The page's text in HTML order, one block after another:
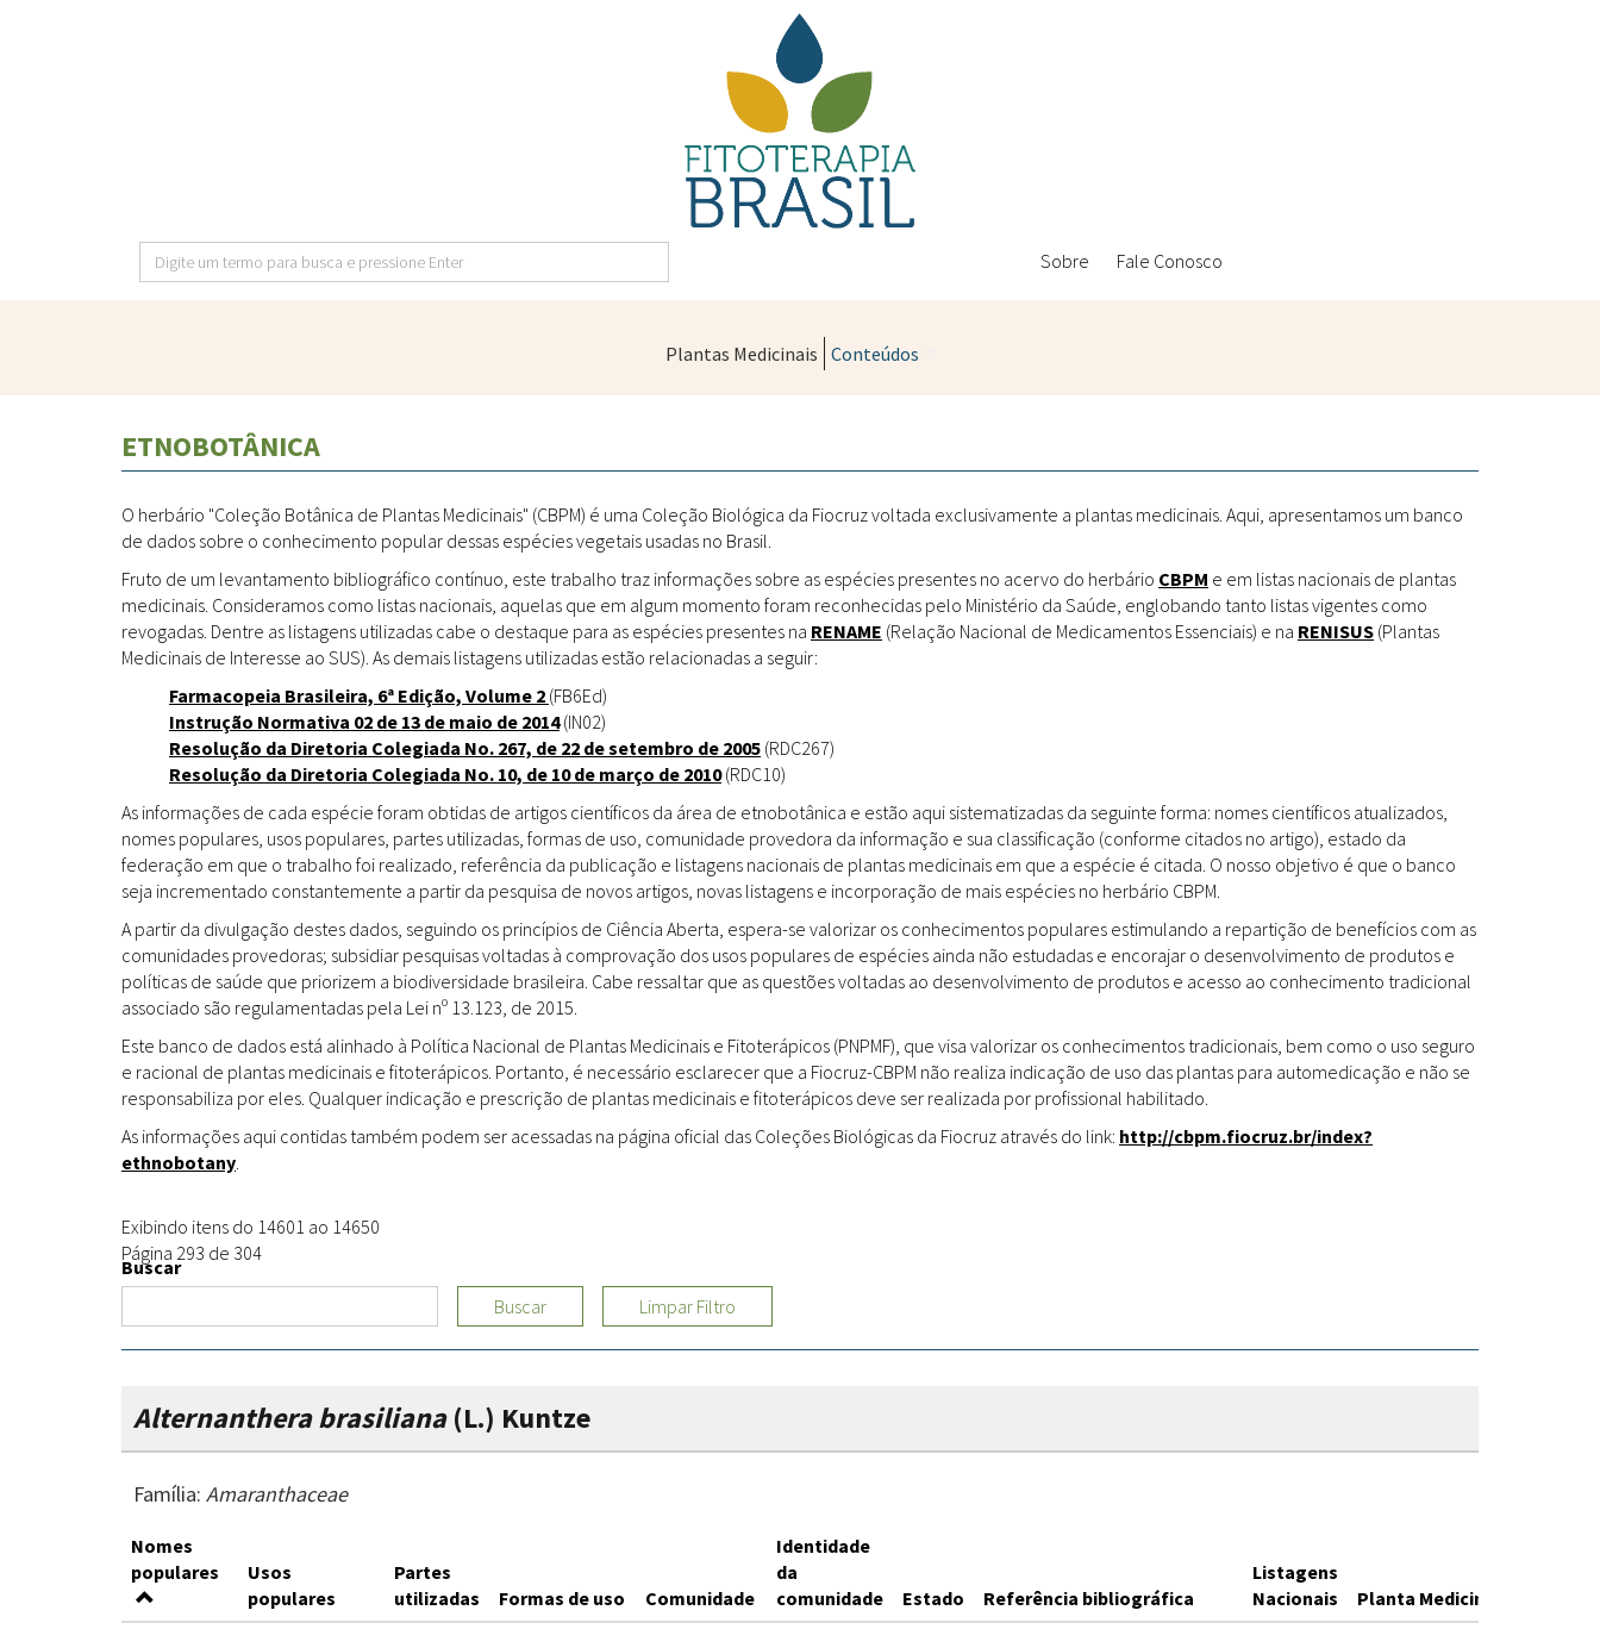
pressione
Enter
Sobre Fale Conosco
Plantas Medicinais Conteúdos
Sanitárias
Políticas
Metodologias
Farmácias Vivas
Medicinais
Conceitos
Livros
Periódicos
Produções Acadêmicas
Todos
Grupos de Pesquisa
Sementes, Mudas &
Plantas
Produto & Indústria Padrões
Fitoterápicos
Educação & Arte
Sites
ETNOBOTÂNICA
O herbário "Coleção Botânica de Plantas Medicinais" (CBPM) é uma Coleção Biológica da Fiocruz voltada exclusivamente a plantas medicinais. Aqui, apresentamos um banco
de dados sobre o conhecimento popular dessas espécies vegetais usadas no Brasil.
Fruto de um levantamento bibliográfico contínuo, este trabalho traz informações sobre as espécies presentes no acervo do herbário CBPM e em listas nacionais de plantas
medicinais. Consideramos como listas nacionais, aquelas que em algum momento foram reconhecidas pelo Ministério da Saúde, englobando tanto listas vigentes como
revogadas. Dentre as listagens utilizadas cabe o destaque para as espécies presentes na RENAME (Relação Nacional de Medicamentos Essenciais) e na RENISUS (Plantas
Medicinais de Interesse ao SUS). As demais listagens utilizadas estão relacionadas a seguir:
Farmacopeia Brasileira, 6ª Edição, Volume 2 (FB6Ed)
Instrução Normativa 02 de 13 de maio de 2014(IN02)
Resolução da Diretoria Colegiada No. 267, de 22 de setembro de 2005 (RDC267)
Resolução da Diretoria Colegiada No. 10, de 10 de março de 2010(RDC10)
As informações de cada espécie foram obtidas de artigos científicos da área de etnobotânica e estão aqui sistematizadas da seguinte forma: nomes científicos atualizados,
nomes populares, usos populares, partes utilizadas, formas de uso, comunidade provedora da informação e sua classificação (conforme citados no artigo), estado da
federação em que o trabalho foi realizado, referência da publicação e listagens nacionais de plantas medicinais em que a espécie é citada. O nosso objetivo é que o banco
seja incrementado constantemente a partir da pesquisa de novos artigos, novas listagens e incorporação de mais espécies no herbário CBPM.
A partir da divulgação destes dados, seguindo os princípios de Ciência Aberta, espera-se valorizar os conhecimentos populares estimulando a repartição de benefícios com as
comunidades provedoras; subsidiar pesquisas voltadas à comprovação dos usos populares de espécies ainda não estudadas e encorajar o desenvolvimento de produtos e
políticas de saúde que priorizem a biodiversidade brasileira. Cabe ressaltar que as questões voltadas ao desenvolvimento de produtos e acesso ao conhecimento tradicional
associado são regulamentadas pela Lei nº 13.123, de 2015.
Este banco de dados está alinhado à Política Nacional de Plantas Medicinais e Fitoterápicos (PNPMF), que visa valorizar os conhecimentos tradicionais, bem como o uso seguro
e racional de plantas medicinais e fitoterápicos. Portanto, é necessário esclarecer que a Fiocruz-CBPM não realiza indicação de uso das plantas para automedicação e não se
responsabiliza por eles. Qualquer indicação e prescrição de plantas medicinais e fitoterápicos deve ser realizada por profissional habilitado.
As informações aqui contidas também podem ser acessadas na página oficial das Coleções Biológicas da Fiocruz através do link: http://cbpm.fiocruz.br/index?
ethnobotany.
Exibindo itens do 14601 ao 14650
Página 293 de 304
Buscar
Buscar
Limpar Filtro
Alternanthera brasiliana(L.) Kuntze
Família: Amaranthaceae
Nomes
populares
Usos
populares
Partes
utilizadas
Formas de uso Comunidade
Identidade
da
comunidade
Estado Referência bibliográfica
Listagens
Nacionais
Planta Medicinal